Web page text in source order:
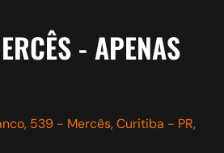
- APENAS
539 - Mercês, Curitiba - PR,